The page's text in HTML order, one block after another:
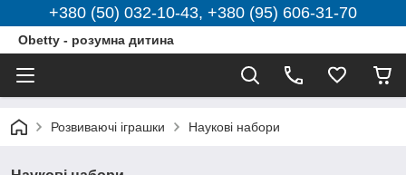
+380 (50) 032-10-43, +380 (95) 606-31-70
Obetty - розумна дитина
Розвиваючі іграшки Наукові набори